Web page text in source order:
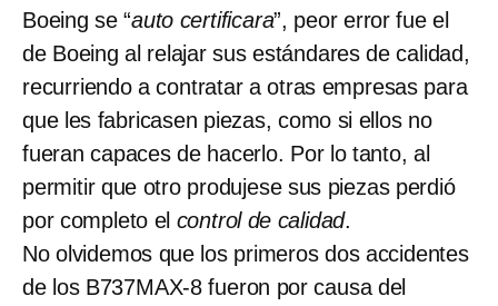
Boeing se “auto certificara”, peor error fue el
de Boeing al relajar sus estándares de calidad,
recurriendo a contratar a otras empresas para
que les fabricasen piezas, como si ellos no
fueran capaces de hacerlo. Por lo tanto, al
permitir que otro produjese sus piezas perdió
por completo el control de calidad.
No olvidemos que los primeros dos accidentes
de los B737MAX-8 fueron por causa del